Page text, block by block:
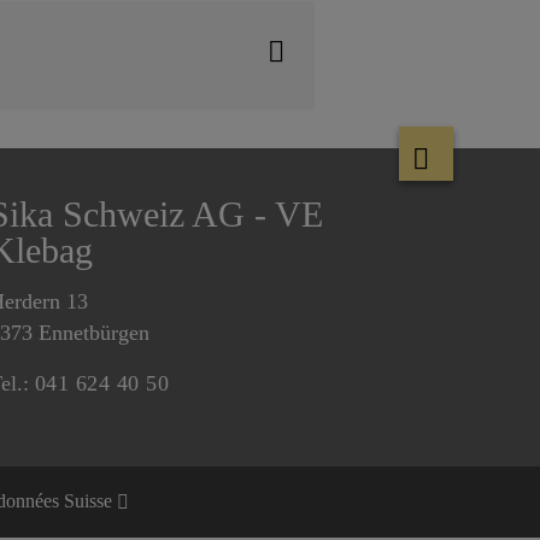
Schweiz AG - VE
13
Ennetbürgen
041 624 40 50
Suisse